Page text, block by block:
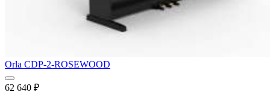
Orla CDP-2-ROSEWOOD
62 640 ₽